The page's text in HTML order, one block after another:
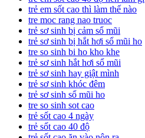
trẻ em sốt cao thì làm thế nào
tre moc rang nao truoc
trẻ sơ sinh bị cảm sổ mũi
trẻ sơ sinh bị hắt hơi sổ mũi ho
tre so sinh bi ho kho khe
trẻ sơ sinh hắt hơi sổ mũi
trẻ sơ sinh hay giật mình
trẻ sơ sinh khóc đêm
trẻ sơ sinh sổ mũi ho
tre so sinh sot cao
trẻ sốt cao 4 ngày
trẻ sốt cao 40 độ